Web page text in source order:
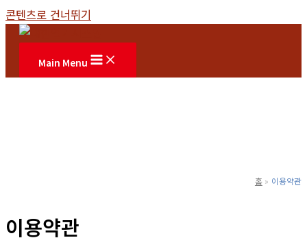
콘텐츠로 건너뛰기
Main Menu
홈 이용약관
이용약관